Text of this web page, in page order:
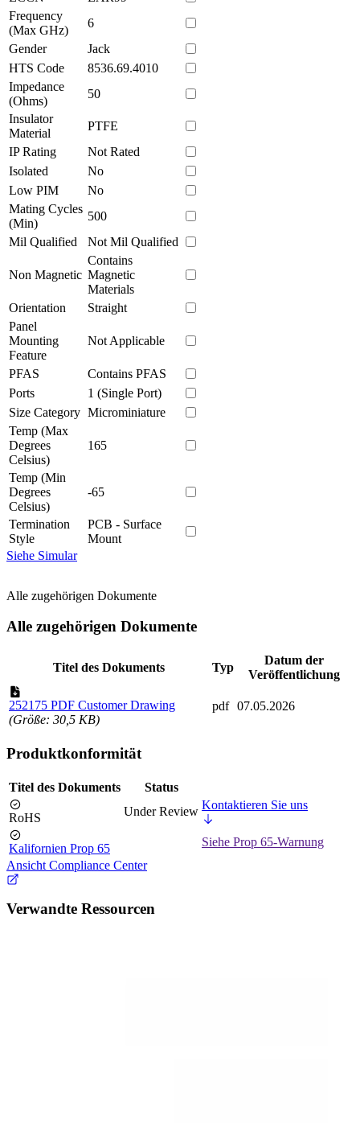
Frequency
(Max GHz)
6
Gender
Jack
HTS Code
8536.69.4010
Impedance
(Ohms)
50
Insulator
Material
PTFE
IP Rating
Not Rated
Isolated
No
Low PIM
No
Mating Cycles
(Min)
500
Mil Qualified
Not Mil Qualified
Non Magnetic
Contains
Magnetic
Materials
Orientation
Straight
Panel
Mounting
Feature
Not Applicable
PFAS
Contains PFAS
Ports
1 (Single Port)
Size Category Microminiature
Temp (Max
Degrees
Celsius)
165
Temp (Min
Degrees
Celsius)
-65
Termination
Style
PCB - Surface
Mount
Siehe Simular
Alle zugehörigen Dokumente
Alle zugehörigen Dokumente
Titel des Dokuments Typ
Datum der
Veröffentlichung
252175 PDF Customer Drawing
(Größe: 30,5 KB)
pdf 07.05.2026
Produktkonformität
Titel des Dokuments Status
RoHS Under Review Kontaktieren Sie uns
Kalifornien Prop 65
Siehe Prop 65-Warnung
Ansicht Compliance Center
Verwandte Ressourcen